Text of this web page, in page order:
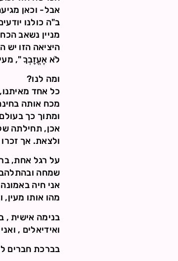
אבל- וכאן
ב"ה כולנו
מניין נשאב
היציאה הזו
לֹא אֶעֱזָבְךָ ",
ומה לנו?
כל אחד
מכח אותה
ומתוך כך
אכן, תחילתה
ולצאת. אך
על רגל אחת,
שמחה
אני חיה
מהו אותו מעין,
בנימה אישית ,
ואידיאלים ,
בברכת חברים